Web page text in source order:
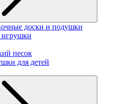
доски и подушки
песок
для детей